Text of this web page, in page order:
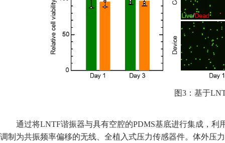
图3 ：基于
通过将LNTF谐振器与具有空腔的PDMS基底进行集成，利
调制为共振频率偏移的无线、全植入式压力传感器件。体外压